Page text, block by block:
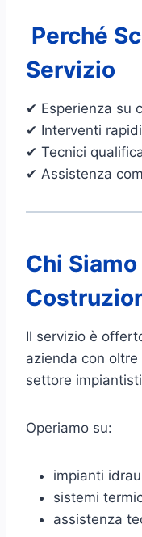
Perché
Servizio
✔ Esperienza su
✔ Interventi rapidi
✔ Tecnici
✔ Assistenza
Chi
Il servizio è
azienda con
settore
Operiamo su:
impianti
sistemi
assistenza